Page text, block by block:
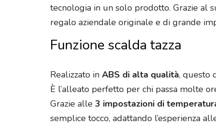
tecnologia in un solo prodotto. Grazie al
regalo aziendale originale e di grande
Funzione scalda tazza
Realizzato in ABS di alta qualità, questo
È l’alleato perfetto per chi passa molte
Grazie alle 3 impostazioni di
semplice tocco, adattando l’esperienza